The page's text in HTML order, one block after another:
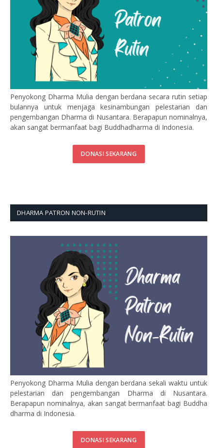
Penyokong Dharma Mulia dengan berdana secara rutin setiap
bulannya untuk menjaga kesinambungan pelestarian dan
pengembangan Dharma di Nusantara. Berapapun nominalnya,
akan sangat bermanfaat bagi Buddhadharma di Indonesia.
DONASI SEKARANG
DHARMA PATRON NON-RUTIN
Penyokong Dharma Mulia dengan berdana sekali waktu untuk
pelestarian dan pengembangan Dharma di Nusantara.
Berapapun nominalnya, akan sangat bermanfaat bagi Buddha
dharma di Indonesia.
DONASI SEKARANG